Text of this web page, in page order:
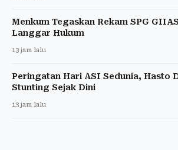
Menkum Tegaskan Rekam SPG
Langgar Hukum
13 jam lalu
Peringatan Hari ASI Sedunia, Hasto
Stunting Sejak Dini
13 jam lalu